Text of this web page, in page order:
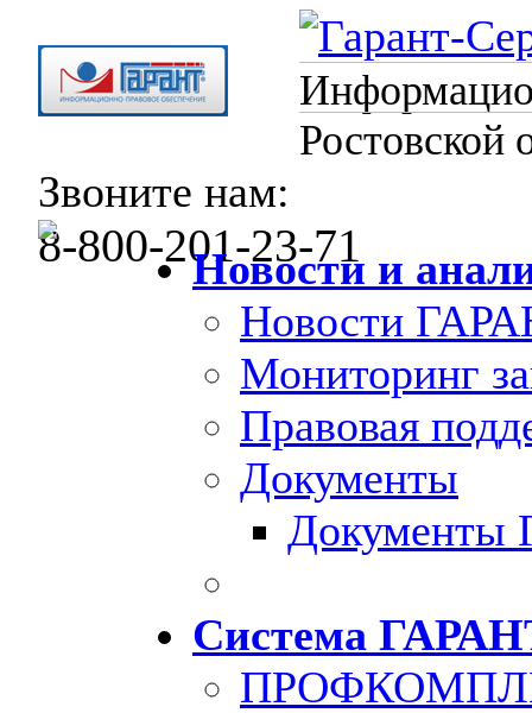
Ростовской
Звоните нам:
8-800-201-23-71
Новости и
Новости
Мониторинг
Правовая
Документы
Документы
Система